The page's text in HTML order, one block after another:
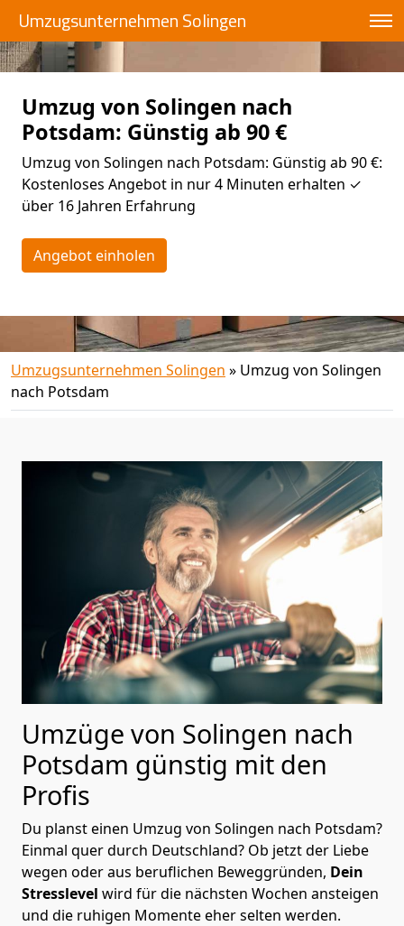
Umzugsunternehmen Solingen
Umzug von Solingen nach
Potsdam: Günstig ab 90 €
Umzug von Solingen nach Potsdam: Günstig ab 90 €:
Kostenloses Angebot in nur 4 Minuten erhalten ✓
über 16 Jahren Erfahrung
Angebot einholen
Umzugsunternehmen Solingen » Umzug von Solingen
nach Potsdam
Umzüge von Solingen nach
Potsdam günstig mit den
Profis
Du planst einen Umzug von Solingen nach Potsdam?
Einmal quer durch Deutschland? Ob jetzt der Liebe
wegen oder aus beruflichen Beweggründen, Dein
Stresslevel wird für die nächsten Wochen ansteigen
und die ruhigen Momente eher selten werden.